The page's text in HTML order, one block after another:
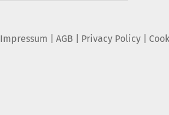
Impressum AGB Privacy Policy|